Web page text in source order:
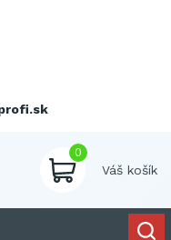
0
Váš košík